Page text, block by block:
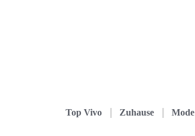
Top Vivo Zuhause Mode